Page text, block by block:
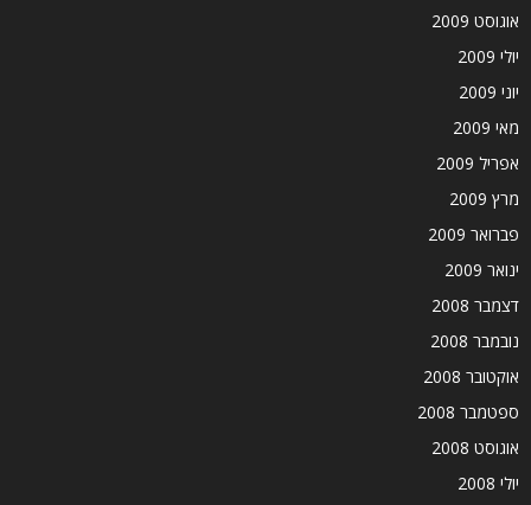
אוגוסט 2009
יולי 2009
יוני 2009
מאי 2009
אפריל 2009
מרץ 2009
פברואר 2009
ינואר 2009
דצמבר 2008
נובמבר 2008
אוקטובר 2008
ספטמבר 2008
אוגוסט 2008
יולי 2008